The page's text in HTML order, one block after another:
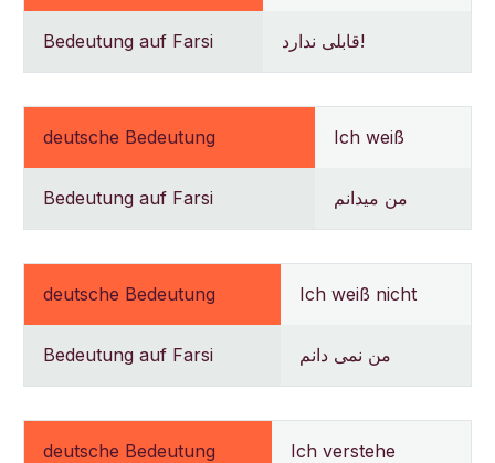
Bedeutung auf Farsi قابلی ندارد!
deutsche Bedeutung Ich weiß
Bedeutung auf Farsi من میدانم
deutsche Bedeutung Ich weiß nicht
Bedeutung auf Farsi من نمی دانم
deutsche Bedeutung Ich verstehe